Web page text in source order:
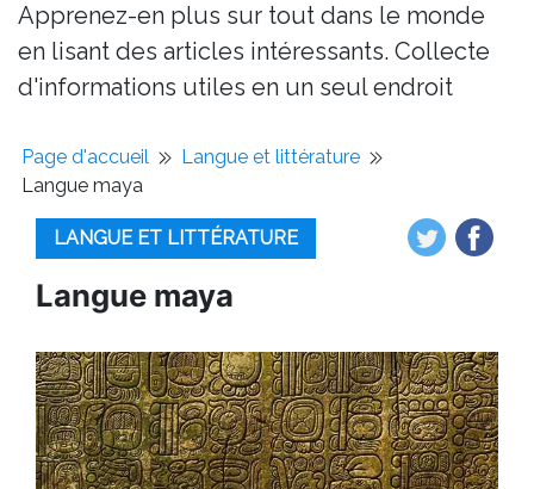
Apprenez-en plus sur tout dans le monde
en lisant des articles intéressants. Collecte
d'informations utiles en un seul endroit
Page d'accueil
Langue et littérature
Langue maya
LANGUE ET LITTÉRATURE
Langue maya